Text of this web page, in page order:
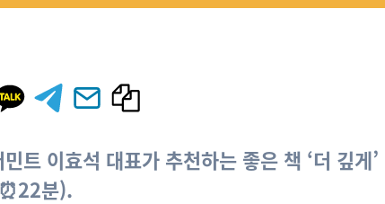
트 이효석 대표가 추천하는 좋은 책 ‘더 깊게
⏰22분).